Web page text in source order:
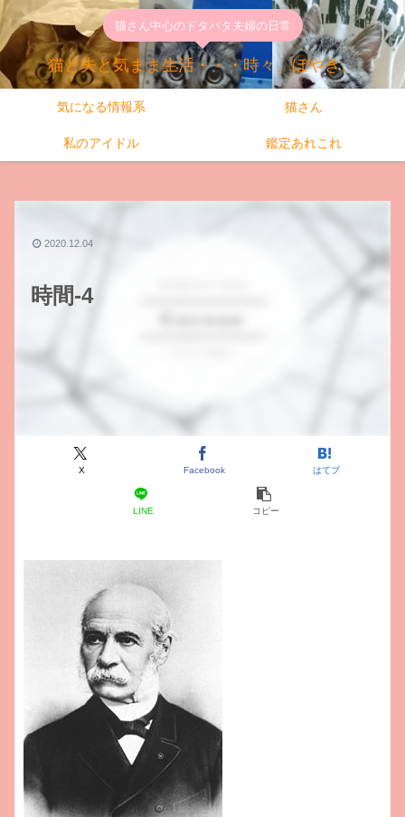
猫さん中心のドタバタ夫婦の日常
猫と夫と気まま生活・・・時々、ぼやき。
気になる情報系 猫さん
私のアイドル 鑑定あれこれ
時間-4
X Facebook はてブ
LINE コピー
2020.12.04